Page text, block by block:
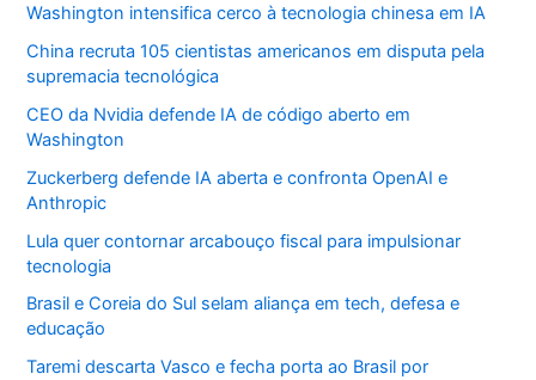
Washington intensifica cerco à tecnologia chinesa em IA
China recruta 105 cientistas americanos em disputa pela
supremacia tecnológica
CEO da Nvidia defende IA de código aberto em
Washington
Zuckerberg defende IA aberta e confronta OpenAI e
Anthropic
Lula quer contornar arcabouço fiscal para impulsionar
tecnologia
Brasil e Coreia do Sul selam aliança em tech, defesa e
educação
Taremi descarta Vasco e fecha porta ao Brasil por